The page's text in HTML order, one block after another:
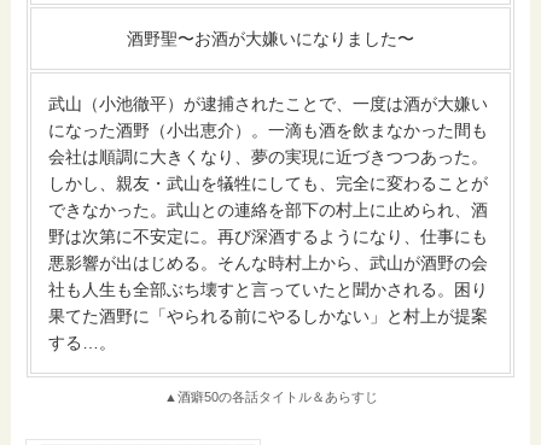
酒野聖〜お酒が大嫌いになりました〜
武山（小池徹平）が逮捕されたことで、一度は酒が大嫌い
になった酒野（小出恵介）。一滴も酒を飲まなかった間も
会社は順調に大きくなり、夢の実現に近づきつつあった。
しかし、親友・武山を犠牲にしても、完全に変わることが
できなかった。武山との連絡を部下の村上に止められ、酒
野は次第に不安定に。再び深酒するようになり、仕事にも
悪影響が出はじめる。そんな時村上から、武山が酒野の会
社も人生も全部ぶち壊すと言っていたと聞かされる。困り
果てた酒野に「やられる前にやるしかない」と村上が提案
する…。
▲酒癖50の各話タイトル＆あらすじ